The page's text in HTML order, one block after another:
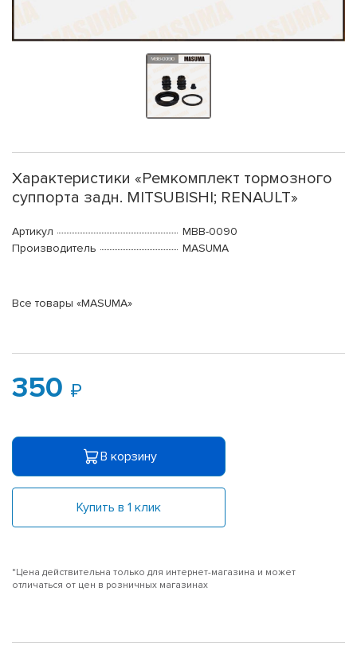
Характеристики «Ремкомплект тормозного
суппорта задн. MITSUBISHI; RENAULT»
Артикул
MBB-0090
Производитель
MASUMA
Все товары «MASUMA»
350
В корзину
Купить в 1 клик
*Цена действительна только для интернет-магазина и может
отличаться от цен в розничных магазинах